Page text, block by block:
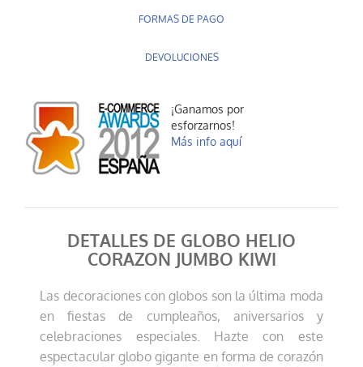
7,90 €
AÑADIR AL CARRITO
Globo helio coraz...
7,90 €
AÑADIR AL CARRITO
FORMAS DE PAGO
DEVOLUCIONES
¡Ganamos por
esforzarnos!
Más info aquí
DETALLES DE GLOBO HELIO
CORAZON JUMBO KIWI
Las decoraciones con globos son la última moda
en fiestas de cumpleaños, aniversarios y
celebraciones especiales. Hazte con este
espectacular globo gigante en forma de corazón